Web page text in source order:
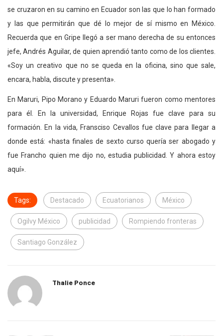
se cruzaron en su camino en Ecuador son las que lo han formado
y las que permitirán que dé lo mejor de sí mismo en México.
Recuerda que en Gripe llegó a ser mano derecha de su entonces
jefe, Andrés Aguilar, de quien aprendió tanto como de los clientes.
«Soy un creativo que no se queda en la oficina, sino que sale,
encara, habla, discute y presenta».
En Maruri, Pipo Morano y Eduardo Maruri fueron como mentores
para él. En la universidad, Enrique Rojas fue clave para su
formación. En la vida, Fransciso Cevallos fue clave para llegar a
donde está: «hasta finales de sexto curso quería ser abogado y
fue Francho quien me dijo no, estudia publicidad. Y ahora estoy
aquí».
Tags: Destacado Ecuatorianos México
Ogilvy México publicidad Rompiendo fronteras
Santiago González
Thalie Ponce